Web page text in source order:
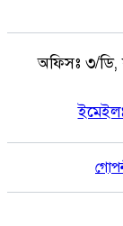
অফিসঃ ৩/ডি,